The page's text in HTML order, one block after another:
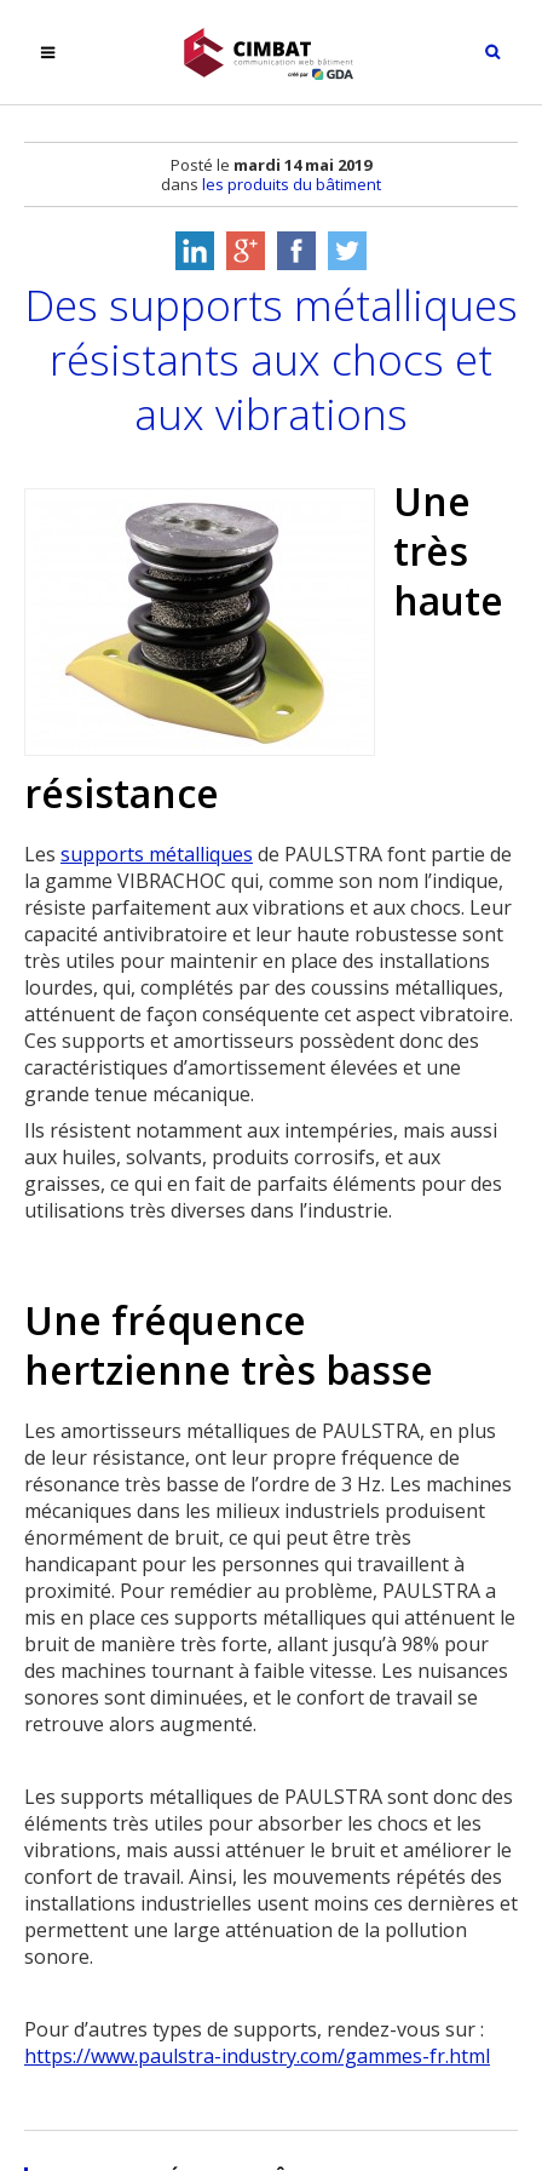
Posté le mardi 14 mai 2019
dans les produits du bâtiment
Des supports métalliques
résistants aux chocs et
aux vibrations
Une
très
haute
résistance
Les supports métalliques de PAULSTRA font partie de
la gamme VIBRACHOC qui, comme son nom l’indique,
résiste parfaitement aux vibrations et aux chocs. Leur
capacité antivibratoire et leur haute robustesse sont
très utiles pour maintenir en place des installations
lourdes, qui, complétés par des coussins métalliques,
atténuent de façon conséquente cet aspect vibratoire.
Ces supports et amortisseurs possèdent donc des
caractéristiques d’amortissement élevées et une
grande tenue mécanique.
Ils résistent notamment aux intempéries, mais aussi
aux huiles, solvants, produits corrosifs, et aux
graisses, ce qui en fait de parfaits éléments pour des
utilisations très diverses dans l’industrie.
Une fréquence
hertzienne très basse
Les amortisseurs métalliques de PAULSTRA, en plus
de leur résistance, ont leur propre fréquence de
résonance très basse de l’ordre de 3 Hz. Les machines
mécaniques dans les milieux industriels produisent
énormément de bruit, ce qui peut être très
handicapant pour les personnes qui travaillent à
proximité. Pour remédier au problème, PAULSTRA a
mis en place ces supports métalliques qui atténuent le
bruit de manière très forte, allant jusqu’à 98% pour
des machines tournant à faible vitesse. Les nuisances
sonores sont diminuées, et le confort de travail se
retrouve alors augmenté.
Les supports métalliques de PAULSTRA sont donc des
éléments très utiles pour absorber les chocs et les
vibrations, mais aussi atténuer le bruit et améliorer le
confort de travail. Ainsi, les mouvements répétés des
installations industrielles usent moins ces dernières et
permettent une large atténuation de la pollution
sonore.
Pour d’autres types de supports, rendez-vous sur :
https://www.paulstra-industry.com/gammes-fr.html